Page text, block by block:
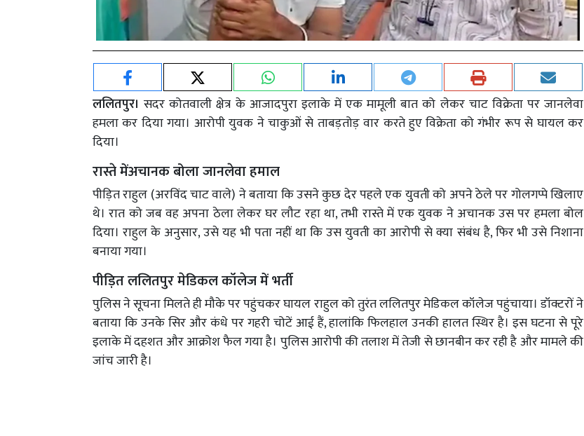
ललितपुर। सदर कोतवाली क्षेत्र के आजादपुरा इलाके में एक मामूली बात को लेकर चाट विक्रेता पर जानलेवा
हमला कर दिया गया। आरोपी युवक ने चाकुओं से ताबड़तोड़ वार करते हुए विक्रेता को गंभीर रूप से घायल कर
दिया।
रास्ते मेंअचानक बोला जानलेवा हमाल
पीड़ित राहुल (अरविंद चाट वाले) ने बताया कि उसने कुछ देर पहले एक युवती को अपने ठेले पर गोलगप्पे खिलाए
थे। रात को जब वह अपना ठेला लेकर घर लौट रहा था, तभी रास्ते में एक युवक ने अचानक उस पर हमला बोल
दिया। राहुल के अनुसार, उसे यह भी पता नहीं था कि उस युवती का आरोपी से क्या संबंध है, फिर भी उसे निशाना
बनाया गया।
पीड़ित ललितपुर मेडिकल कॉलेज में भर्ती
पुलिस ने सूचना मिलते ही मौके पर पहुंचकर घायल राहुल को तुरंत ललितपुर मेडिकल कॉलेज पहुंचाया। डॉक्टरों ने
बताया कि उनके सिर और कंधे पर गहरी चोटें आई हैं, हालांकि फिलहाल उनकी हालत स्थिर है। इस घटना से पूरे
इलाके में दहशत और आक्रोश फैल गया है। पुलिस आरोपी की तलाश में तेजी से छानबीन कर रही है और मामले की
जांच जारी है।